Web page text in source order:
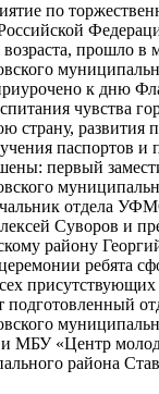
по
прошло в
к дню
чувства
страну, развития
паспортов и
первый
отдела
Суворов и
району
ребята
подготовленный
и МБУ «Центр
района